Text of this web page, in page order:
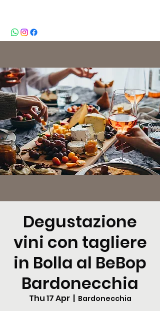
Degustazione
vini con tagliere
in Bolla al BeBop
Bardonecchia
Thu 17 Apr
  |
Bardonecchia